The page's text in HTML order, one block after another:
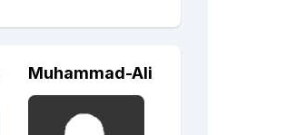
Muhammad-Ali